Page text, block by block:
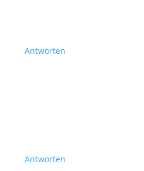
Antworten
Antworten